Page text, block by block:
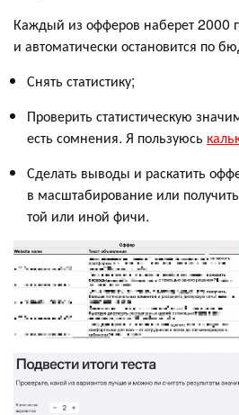
Каждый из офферов наберет 2000
и автоматически остановится по
Снять статистику;
Проверить статистическую
есть сомнения. Я пользуюсь
Сделать выводы и раскатить
в масштабирование или
той или иной фичи.